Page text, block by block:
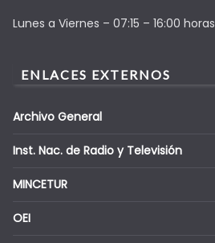
Lunes a Viernes – 07:15 – 16:00 horas
ENLACES EXTERNOS
Archivo General
Inst. Nac. de Radio y Televisión
MINCETUR
OEI